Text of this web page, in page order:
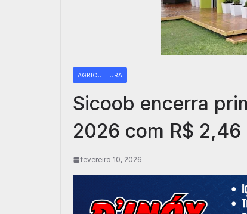
AGRICULTURA
Sicoob encerra
2026 com R$
fevereiro 10, 2026